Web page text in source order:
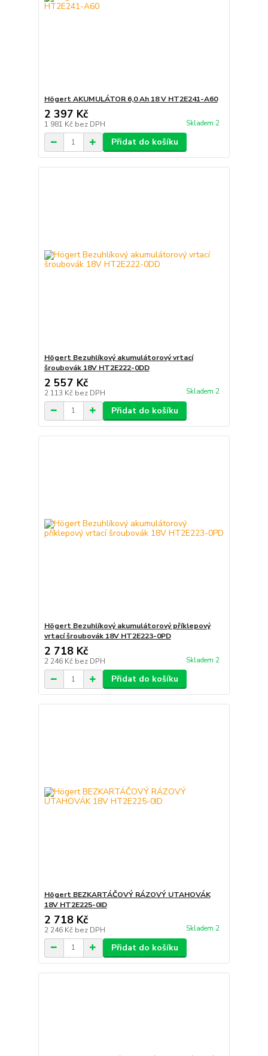
Högert AKUMULÁTOR 6,0 Ah 18 V HT2E241-A60
2 397 Kč
1 981 Kč bez DPH Skladem 2
Přidat do košíku
Högert Bezuhlíkový akumulátorový vrtací
šroubovák 18V HT2E222-0DD
2 557 Kč
2 113 Kč bez DPH Skladem 2
Přidat do košíku
Högert Bezuhlíkový akumulátorový příklepový
vrtací šroubovák 18V HT2E223-0PD
2 718 Kč
2 246 Kč bez DPH Skladem 2
Přidat do košíku
Högert BEZKARTÁČOVÝ RÁZOVÝ UTAHOVÁK
18V HT2E225-0ID
2 718 Kč
2 246 Kč bez DPH Skladem 2
Přidat do košíku